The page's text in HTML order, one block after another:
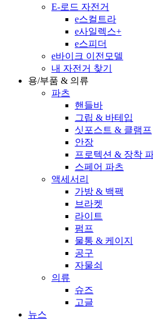
E-로드 자전거
e스컬트라
e사일렉스+
e스피더
e바이크 이전모델
내 자전거 찾기
용/부품 & 의류
파츠
핸들바
그립 & 바테입
싯포스트 & 클램프
안장
프로텍션 & 장착
스페어 파츠
액세서리
가방 & 백팩
브라켓
라이트
펌프
물통 & 케이지
공구
자물쇠
의류
슈즈
고글
뉴스